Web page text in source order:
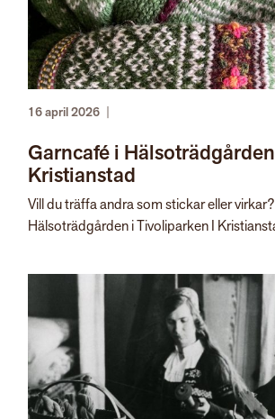
16 april 2026
Garncafé i
Kristianstad
Vill du träffa andra som stickar eller
Hälsoträdgården i Tivoliparken I